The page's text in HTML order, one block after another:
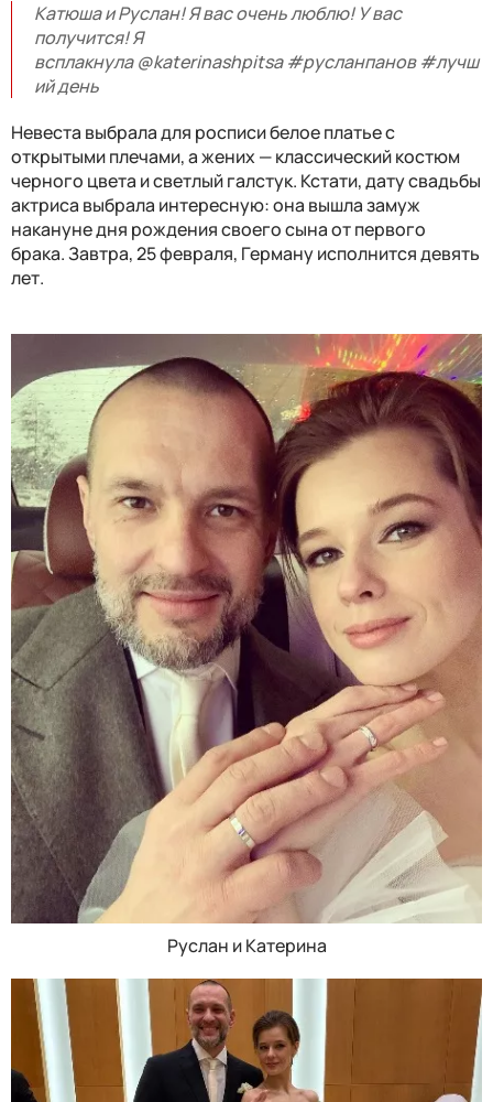
Катюша и Руслан! Я вас очень люблю! У вас
получится! Я
всплакнула@katerinashpitsa #русланпанов#лучш
ийдень
Невеста выбрала для росписи белое платье с
открытыми плечами, а жених — классический костюм
черного цвета и светлый галстук. Кстати, дату свадьбы
актриса выбрала интересную: она вышла замуж
накануне дня рождения своего сына от первого
брака. Завтра, 25 февраля, Герману исполнится девять
лет.
Руслан и Катерина